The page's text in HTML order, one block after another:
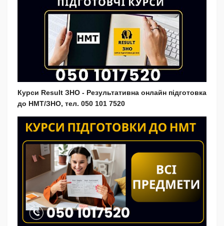
Курси Result ЗНО - Результативна онлайн підготовка
до НМТ/ЗНО, тел. 050 101 7520